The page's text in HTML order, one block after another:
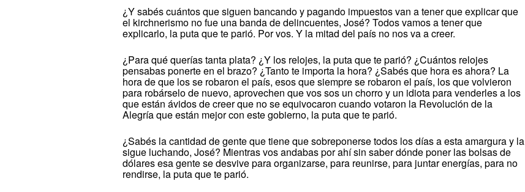
¿Y sabés cuántos que siguen bancando y pagando impuestos van a tener que explicar que
el kirchnerismo no fue una banda de delincuentes, José? Todos vamos a tener que
explicarlo, la puta que te parió. Por vos. Y la mitad del país no nos va a creer.
¿Para qué querías tanta plata? ¿Y los relojes, la puta que te parió? ¿Cuántos relojes
pensabas ponerte en el brazo? ¿Tanto te importa la hora? ¿Sabés que hora es ahora? La
hora de que los se robaron el país, esos que siempre se robaron el país, los que volvieron
para robárselo de nuevo, aprovechen que vos sos un chorro y un idiota para venderles a los
que están ávidos de creer que no se equivocaron cuando votaron la Revolución de la
Alegría que están mejor con este gobierno, la puta que te parió.
¿Sabés la cantidad de gente que tiene que sobreponerse todos los días a esta amargura y la
sigue luchando, José? Mientras vos andabas por ahí sin saber dónde poner las bolsas de
dólares esa gente se desvive para organizarse, para reunirse, para juntar energías, para no
rendirse, la puta que te parió.